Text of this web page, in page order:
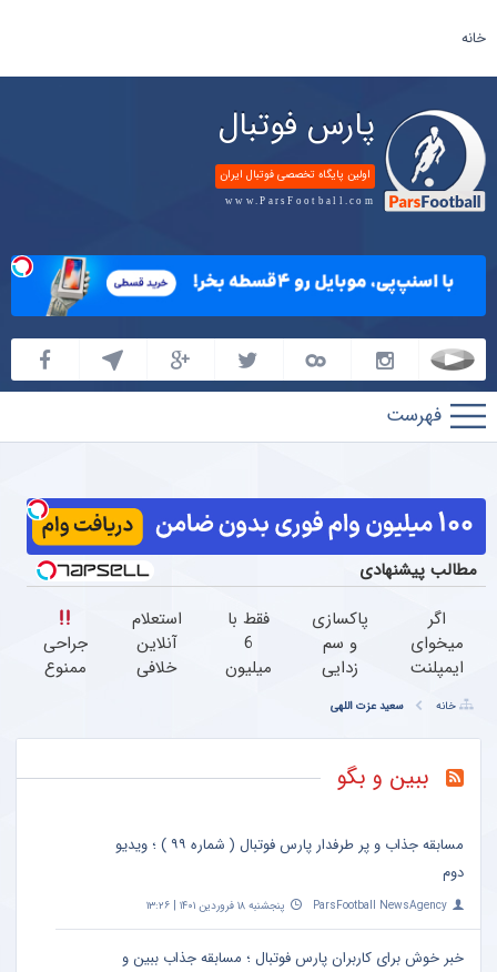
خانه
پارس فوتبال
اولین پایگاه تخصصی فوتبال ایران
www.ParsFootball.com
پارس
فوتبال
مطالب پیشنهادی
اگر
میخوای
ایمپلنت
الان
وقتشه |
فقط با
تومان!!!
پاکسازی
و سم
زدایی
کبد با
این
نوشیدنی
گیاهی55%تخفیف
فقط با
6
میلیون
کن!
استعلام
آنلاین
خلافی
کد ملی
دقیق و
جراحی
ممنوع
کمر
خانه سعید عزت اللهی
ببین و بگو
مسابقه جذاب و پر طرفدار پارس فوتبال ( شماره ۹۹ ) ؛ ویدیو
دوم
ParsFootball NewsAgency پنجشنبه ۱۸ فروردین ۱۴۰۱ | ۱۳:۲۶
خبر خوش برای کاربران پارس فوتبال ؛ مسابقه جذاب ببین و